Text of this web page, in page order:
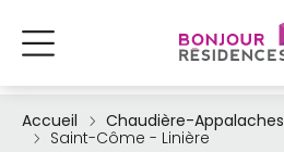
Accueil
Chaudière-Appalaches
Saint-Côme - Linière